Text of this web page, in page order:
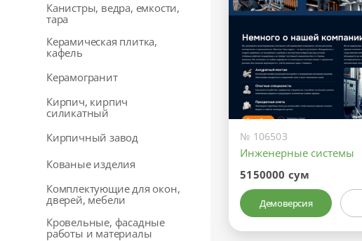
Канистры, ведра, емкости,
тара
Керамическая плитка,
кафель
Керамогранит
Кирпич, кирпич
силикатный
Кирпичный завод
Кованые изделия
Комплектующие для окон,
дверей, мебели
Кровельные, фасадные
работы и материалы
№ 106503
Инженерные системы
5150000 сум
Демоверсия